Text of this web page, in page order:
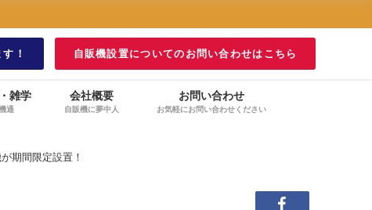
！ 自販機設置についてのお問い合わせはこちら
雑学
通
会社概要
自販機に夢中人
お問い合わせ
お気軽にお問い合わせください
期間限定設置！